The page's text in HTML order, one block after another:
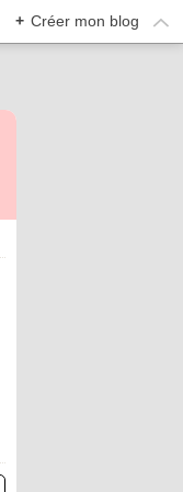
+ Créer mon blog